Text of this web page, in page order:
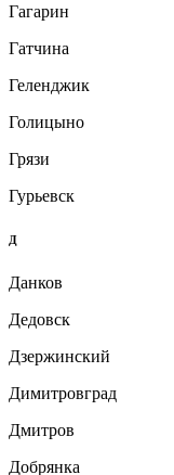
Гагарин
Гатчина
Геленджик
Голицыно
Грязи
Гурьевск
Д
Данков
Дедовск
Дзержинский
Димитровград
Дмитров
Добрянка